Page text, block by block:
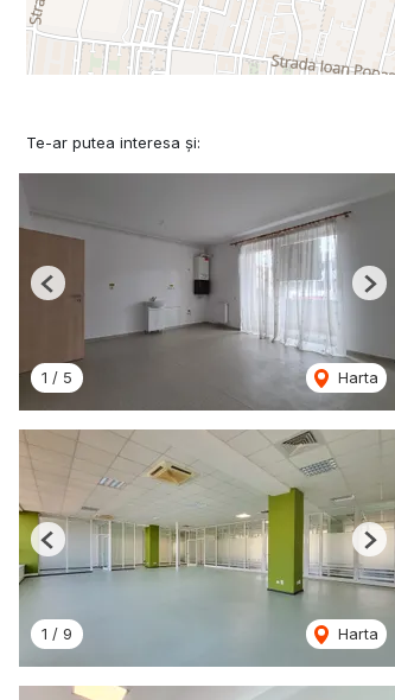
Te-ar putea interesa și:
1 / 5 Harta
Previous Next
1 / 9 Harta
Previous Next